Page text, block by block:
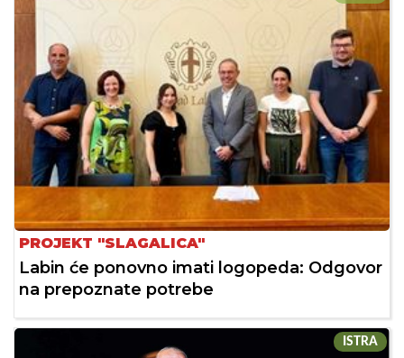
PROJEKT "SLAGALICA"
Labin će ponovno imati logopeda: Odgovor
na prepoznate potrebe
ISTRA